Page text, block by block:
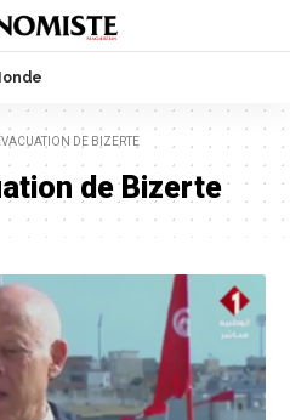
DE BIZERTE
de Bizerte